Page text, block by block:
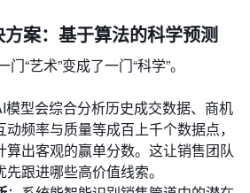
案：基于算法的科学预测
“艺术”变成了一门“科学”。
模型会综合分析历史成交数据、商机
频率与质量等成百上千个数据点，
算出客观的赢单分数。这让销售团队
跟进哪些高价值线索。